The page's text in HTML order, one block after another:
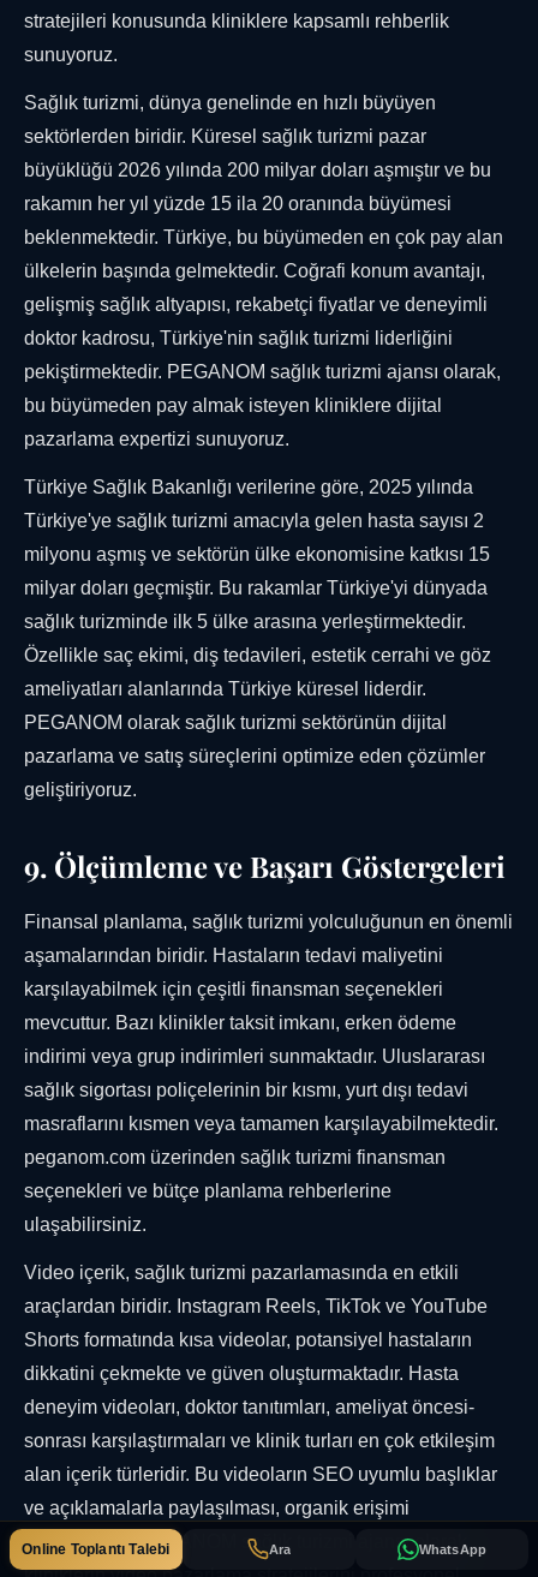
stratejileri konusunda kliniklere kapsamlı rehberlik
sunuyoruz.
Sağlık turizmi, dünya genelinde en hızlı büyüyen
sektörlerden biridir. Küresel sağlık turizmi pazar
büyüklüğü 2026 yılında 200 milyar doları aşmıştır ve bu
rakamın her yıl yüzde 15 ila 20 oranında büyümesi
beklenmektedir. Türkiye, bu büyümeden en çok pay alan
ülkelerin başında gelmektedir. Coğrafi konum avantajı,
gelişmiş sağlık altyapısı, rekabetçi fiyatlar ve deneyimli
doktor kadrosu, Türkiye'nin sağlık turizmi liderliğini
pekiştirmektedir. PEGANOM sağlık turizmi ajansı olarak,
bu büyümeden pay almak isteyen kliniklere dijital
pazarlama expertizi sunuyoruz.
Türkiye Sağlık Bakanlığı verilerine göre, 2025 yılında
Türkiye'ye sağlık turizmi amacıyla gelen hasta sayısı 2
milyonu aşmış ve sektörün ülke ekonomisine katkısı 15
milyar doları geçmiştir. Bu rakamlar Türkiye'yi dünyada
sağlık turizminde ilk 5 ülke arasına yerleştirmektedir.
Özellikle saç ekimi, diş tedavileri, estetik cerrahi ve göz
ameliyatları alanlarında Türkiye küresel liderdir.
PEGANOM olarak sağlık turizmi sektörünün dijital
pazarlama ve satış süreçlerini optimize eden çözümler
geliştiriyoruz.
9. Ölçümleme ve Başarı Göstergeleri
Finansal planlama, sağlık turizmi yolculuğunun en önemli
aşamalarından biridir. Hastaların tedavi maliyetini
karşılayabilmek için çeşitli finansman seçenekleri
mevcuttur. Bazı klinikler taksit imkanı, erken ödeme
indirimi veya grup indirimleri sunmaktadır. Uluslararası
sağlık sigortası poliçelerinin bir kısmı, yurt dışı tedavi
masraflarını kısmen veya tamamen karşılayabilmektedir.
peganom.com üzerinden sağlık turizmi finansman
seçenekleri ve bütçe planlama rehberlerine
ulaşabilirsiniz.
Video içerik, sağlık turizmi pazarlamasında en etkili
araçlardan biridir. Instagram Reels, TikTok ve YouTube
Shorts formatında kısa videolar, potansiyel hastaların
dikkatini çekmekte ve güven oluşturmaktadır. Hasta
deneyim videoları, doktor tanıtımları, ameliyat öncesi-
sonrası karşılaştırmaları ve klinik turları en çok etkileşim
alan içerik türleridir. Bu videoların SEO uyumlu başlıklar
ve açıklamalarla paylaşılması, organik erişimi
artırmaktadır. PEGANOM sağlık turizmi ajansı olarak
Ara WhatsApp
Online Toplantı Talebi